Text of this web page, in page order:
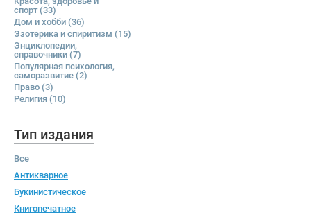
спорт(33)
Дом и хобби (36)
Эзотерика и спиритизм (15)
Энциклопедии,
справочники (7)
Популярная психология,
саморазвитие (2)
Право (3)
Религия (10)
Тип издания
Все
Антикварное
Букинистическое
Книгопечатное